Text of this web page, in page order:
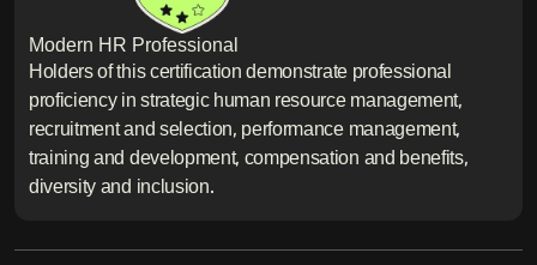
Modern HR Professional
Holders of this certification demonstrate professional
proficiency in strategic human resource management,
recruitment and selection, performance management,
training and development, compensation and benefits,
diversity and inclusion.